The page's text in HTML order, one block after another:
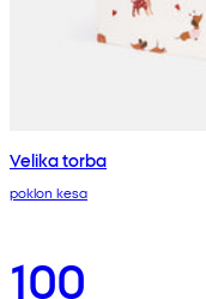
Velika torba
poklon kesa
100